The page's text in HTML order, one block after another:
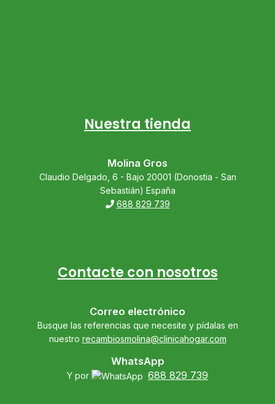
Nuestra tienda
Molina Gros
Claudio Delgado, 6 - Bajo 20001 (Donostia - San
Sebastián) España
688 829 739
Contacte con nosotros
Correo electrónico
Busque las referencias que necesite y pídalas en
nuestro recambiosmolina@clinicahogar.com
WhatsApp
Y por 688 829 739